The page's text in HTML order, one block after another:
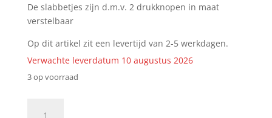
De slabbetjes zijn d.m.v. 2 drukknopen in maat
verstelbaar
Op dit artikel zit een levertijd van 2-5 werkdagen.
Verwachte leverdatum 10 augustus 2026
3 op voorraad